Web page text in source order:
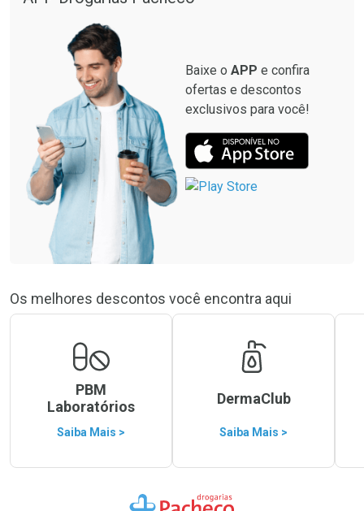
Baixe o APP e confira
ofertas e descontos
exclusivos para você!
Os melhores descontos você encontra aqui
PBM
Laboratórios
Saiba Mais >
DermaClub
Saiba Mais >
Ir para a Home